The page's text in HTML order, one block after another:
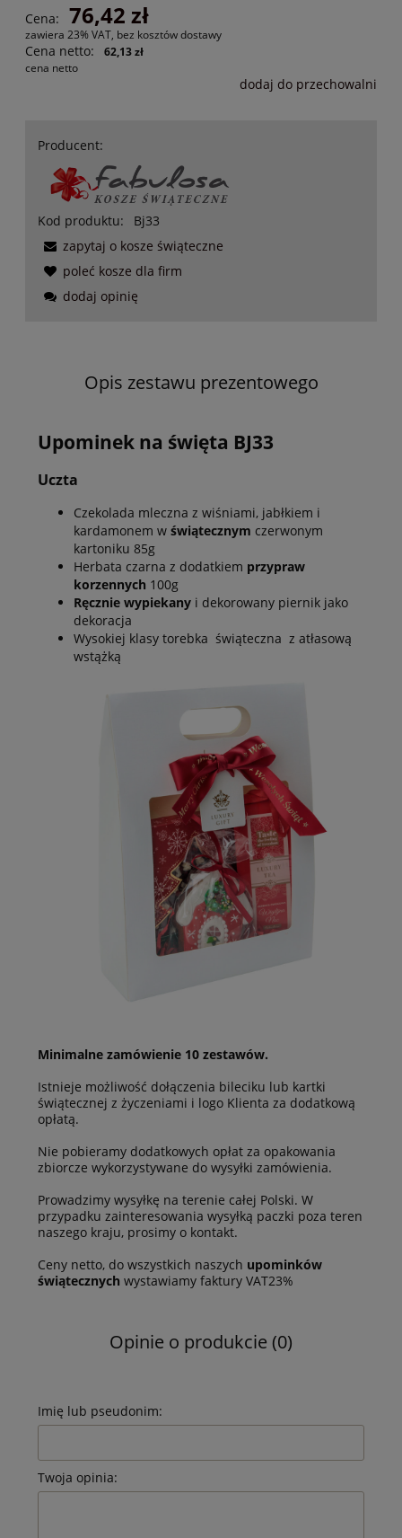
Cena: 76,42 zł
zawiera 23% VAT, bez kosztów dostawy
Cena netto:
62,13 zł
cena netto
dodaj do przechowalni
Producent:
Kod produktu:
Bj33
zapytaj o kosze świąteczne
poleć kosze dla firm
dodaj opinię
Opis zestawu prezentowego
Upominek na święta BJ33
Uczta
Czekolada mleczna z wiśniami, jabłkiem i
kardamonem w świątecznym czerwonym
kartoniku 85g
Herbata czarna z dodatkiem przypraw
korzennych 100g
Ręcznie wypiekany i dekorowany piernik jako
dekoracja
Wysokiej klasy torebka świąteczna z atłasową
wstążką
Minimalne zamówienie 10 zestawów.
Istnieje możliwość dołączenia bileciku lub kartki
świątecznej z życzeniami i logo Klienta za dodatkową
opłatą.
Nie pobieramy dodatkowych opłat za opakowania
zbiorcze wykorzystywane do wysyłki zamówienia.
Prowadzimy wysyłkę na terenie całej Polski. W
przypadku zainteresowania wysyłką paczki poza teren
naszego kraju, prosimy o kontakt.
Ceny netto, do wszystkich naszych upominków
świątecznych wystawiamy faktury VAT23%
Opinie o produkcie (0)
Imię lub pseudonim:
Twoja opinia: